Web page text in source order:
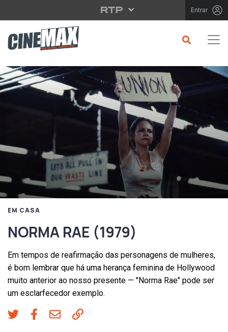
Saltar para o conteúdo principal Entrar
EM CASA
NORMA RAE (1979)
Em tempos de reafirmação das personagens de mulheres,
é bom lembrar que há uma herança feminina de Hollywood
muito anterior ao nosso presente — "Norma Rae" pode ser
um esclarfecedor exemplo.